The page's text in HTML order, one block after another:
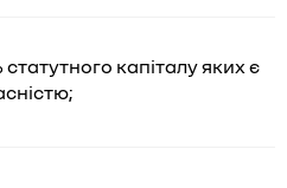
капіталу яких є